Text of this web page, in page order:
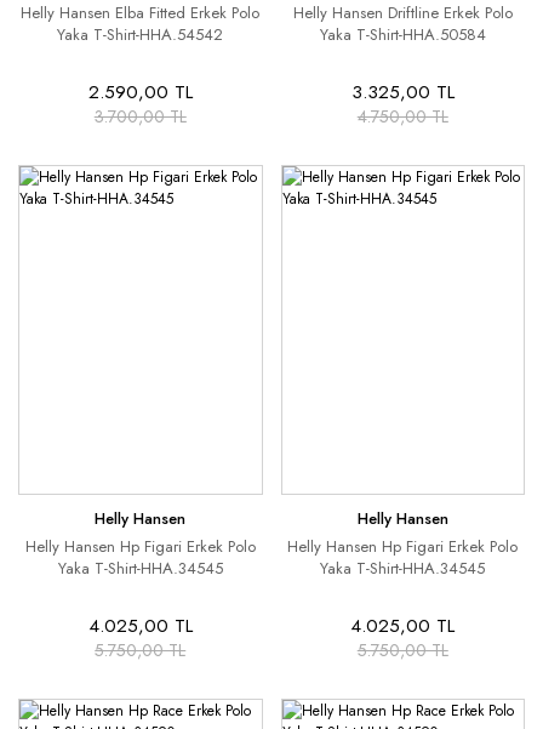
Helly Hansen Elba Fitted Erkek Polo
Yaka T-Shirt-HHA.54542
2.590,00 TL
3.700,00 TL
Helly Hansen Driftline Erkek Polo
Yaka T-Shirt-HHA.50584
3.325,00 TL
4.750,00 TL
Helly Hansen
Helly Hansen Hp Figari Erkek Polo
Yaka T-Shirt-HHA.34545
4.025,00 TL
5.750,00 TL
Helly Hansen
Helly Hansen Hp Figari Erkek Polo
Yaka T-Shirt-HHA.34545
4.025,00 TL
5.750,00 TL